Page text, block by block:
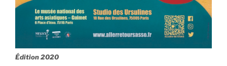
Édition 2020